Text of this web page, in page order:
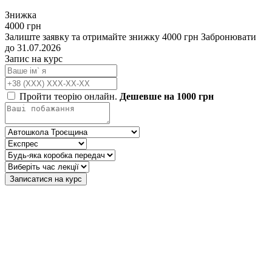
Знижка
4000 грн
Залиште заявку та отримайте знижку 4000 грн Забронювати
до 31.07.2026
Запис на курс
Пройти теорію онлайн. Дешевше на 1000 грн
Записатися на курс